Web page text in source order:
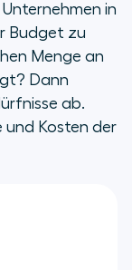
in
Budget zu
Menge an
Dann
ab.
und Kosten der